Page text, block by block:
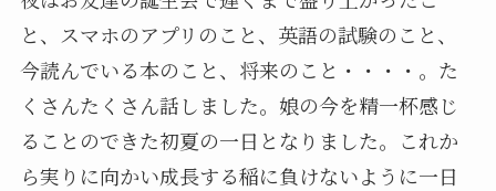
と、スマホのアプリのこと、英語の試験のこと、
今読んでいる本のこと、将来のこと・・・・。た
くさんたくさん話しました。娘の今を精一杯感じ
ることのできた初夏の一日となりました。これか
ら実りに向かい成長する稲に負けないように一日